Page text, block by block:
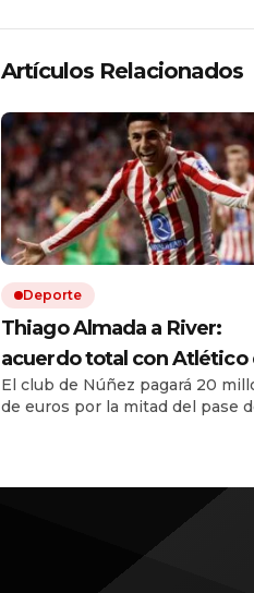
Artículos Relacionados
Deporte
Thiago Almada a River:
acuerdo total con Atlético
Madrid y el campeón del
mundo llega por una cifra
El club de Núñez pagará 20
de euros por la mitad del pase
argentino. El equipo de Coudet